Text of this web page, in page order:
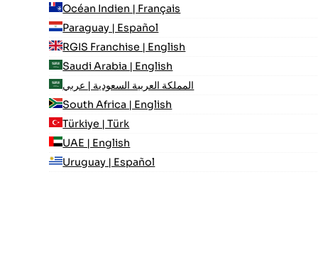
Océan Indien | Français
Paraguay | Español
RGIS Franchise | English
Saudi Arabia | English
المملكة العربية السعودية | عربي
South Africa | English
Türkiye | Türk
UAE | English
Uruguay | Español